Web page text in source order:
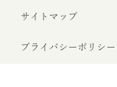
サイトマップ
プライバシーポリシー